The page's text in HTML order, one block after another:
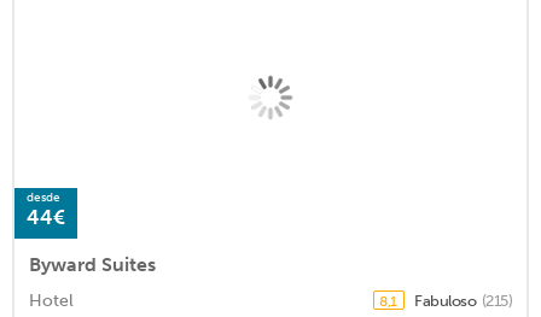
desde
44€
Byward Suites
Hotel 8,1 Fabuloso (215)